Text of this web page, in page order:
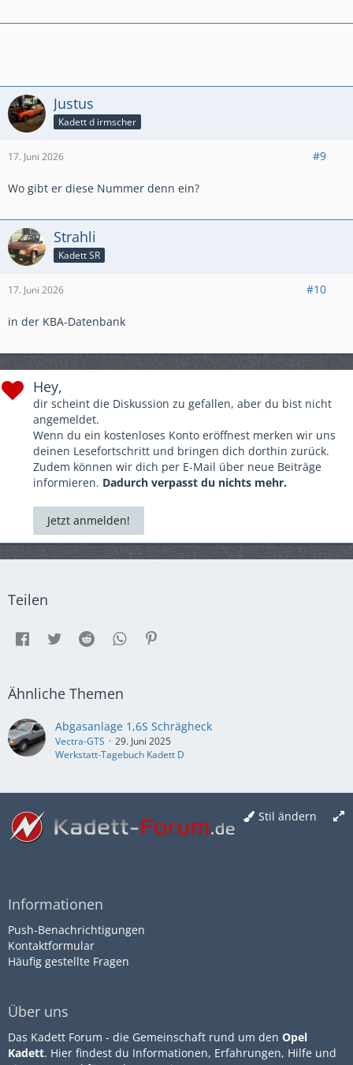
Justus
Kadett d irmscher
17. Juni 2026 #9
Wo gibt er diese Nummer denn ein?
Strahli
Kadett SR
17. Juni 2026 #10
in der KBA-Datenbank
Hey,
dir scheint die Diskussion zu gefallen, aber du bist nicht
angemeldet.
Wenn du ein kostenloses Konto eröffnest merken wir uns
deinen Lesefortschritt und bringen dich dorthin zurück.
Zudem können wir dich per E-Mail über neue Beiträge
informieren. Dadurch verpasst du nichts mehr.
Jetzt anmelden!
Teilen
Ähnliche Themen
Abgasanlage 1,6S Schrägheck
Vectra-GTS
29. Juni 2025
Werkstatt-Tagebuch Kadett D
Stil ändern
Informationen
Push-Benachrichtigungen
Kontaktformular
Häufig gestellte Fragen
Über uns
Das Kadett Forum - die Gemeinschaft rund um den Opel
Kadett. Hier findest du Informationen, Erfahrungen, Hilfe und